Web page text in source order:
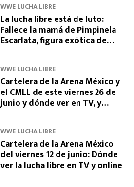
WWE LUCHA LIBRE
La lucha libre está de luto:
Fallece la mamá de Pimpinela
Escarlata, figura exótica de
WWE LUCHA LIBRE
Cartelera de la Arena México y
el CMLL de este viernes 26 de
junio y dónde ver en TV, y
WWE LUCHA LIBRE
Cartelera de la Arena México
del viernes 12 de junio: Dónde
ver la lucha libre en TV y online